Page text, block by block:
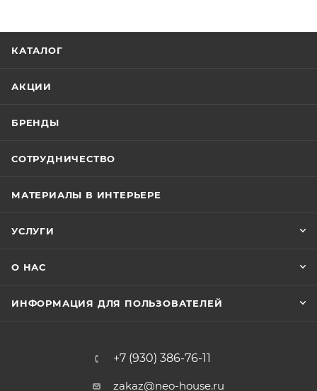
КАТАЛОГ
АКЦИИ
БРЕНДЫ
СОТРУДНИЧЕСТВО
МАТЕРИАЛЫ В ИНТЕРЬЕРЕ
УСЛУГИ
О НАС
ИНФОРМАЦИЯ ДЛЯ ПОЛЬЗОВАТЕЛЕЙ
+7 (930) 386-76-11
zakaz@neo-house.ru